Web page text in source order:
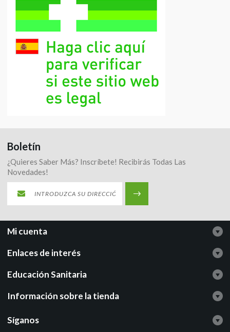
Boletín
¿Quieres Saber Más? Inscríbete! Recibirás Todas Las
Novedades!
Mi cuenta
Enlaces de interés
Educación Sanitaria
Información sobre la tienda
Síganos